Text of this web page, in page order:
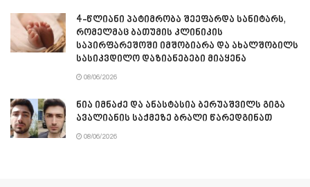
4-წლიანი პატიმრობა შეეფარდა სანიტარს,
რომელმაც ბათუმის კლინიკის
საპირფარეშოში იმშობიარა და ახალშობილს
სასიკვდილო დაზიანებები მიაყენა
08/06/2026
ნია იმნაძე და ანასტასია ბერუაშვილს გიგა
ავალიანის საქმეზე ბრალი წარედგინათ
08/06/2026